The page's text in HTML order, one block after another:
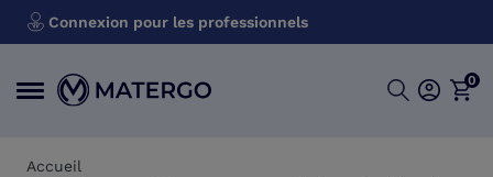
Connexion pour les professionnels
0
Accueil